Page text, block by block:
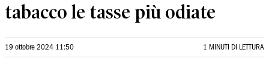
tabacco le tasse più odiate
19 ottobre 2024 11:50 1 MINUTI DI LETTURA